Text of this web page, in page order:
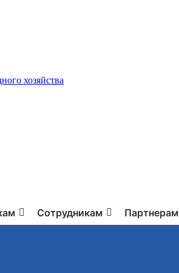
хозяйства
Сотрудникам Партнерам